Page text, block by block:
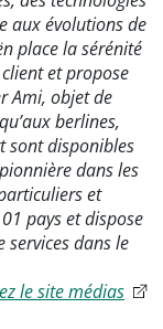
aux évolutions de
place la sérénité
et propose
Ami, objet de
berlines,
sont disponibles
dans les
et
pays et dispose
services dans le
le site médias